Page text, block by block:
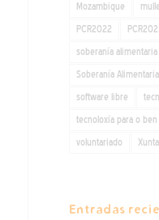
Mozambique
PCR2022
soberanía alimentaria
Soberanía
software libre
tecnoloxía para o
voluntariado
Entradas